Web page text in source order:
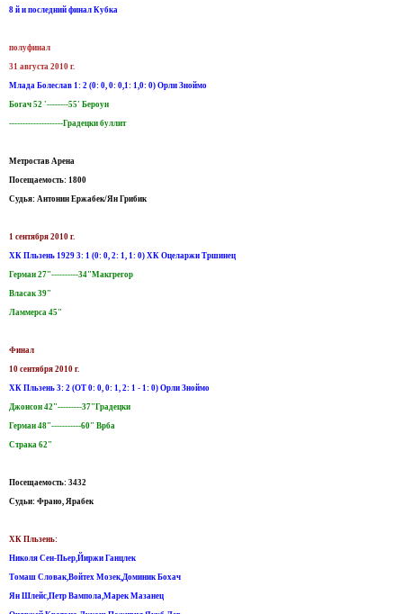
8 й и последний финал Кубка
полуфинал
31 августа 2010 г.
Млада Болеслав 1: 2 (0: 0, 0: 0,1: 1,0: 0) Орли Зноймо
Богач 52 '--------55' Бероун
--------------------Градецки буллит
Метростав Арена
Посещаемость: 1800
Судья: Антонин Ержабек/Ян Грибик
1 сентября 2010 г.
ХК Пльзень 1929 3: 1 (0: 0, 2: 1, 1: 0) ХК Оцеларжи Тршинец
Герман 27"----------34"Макгрегор
Власак 39"
Ламмерса 45"
Финал
10 сентября 2010 г.
ХК Пльзень 3: 2 (ОТ 0: 0, 0: 1, 2: 1 - 1: 0) Орли Зноймо
Джонсон 42"---------37"Градецки
Герман 48"-----------60" Врба
Страка 62"
Посещаемость: 3432
Судьи: Франо, Ярабек
ХК Пльзень:
Николя Сен-Пьер,Йиржи Ганцлек
Томаш Словак,Войтех Мозек,Доминик Бохач
Ян Шлейс,Петр Вампола,Марек Мазанец